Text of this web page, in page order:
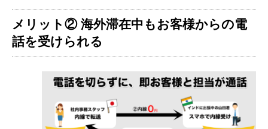
メリット② 海外滞在中もお客様からの電
話を受けられる